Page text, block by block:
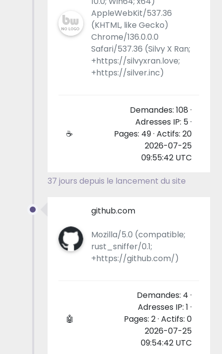
AppleWebKit/537.36
(KHTML, like Gecko)
Chrome/136.0.0.0
Safari/537.36 (Silvy X Ran;
+https://silvyxran.love;
+https://silver.inc)
☕
Demandes: 108 ·
Adresses IP: 5 ·
Pages: 49 · Actifs: 20
2026-07-25
09:55:42 UTC
37 jours depuis le lancement du site
github.com
Mozilla/5.0 (compatible;
rust_sniffer/0.1;
+https://github.com/)
🤖
Demandes: 4 ·
Adresses IP: 1 ·
Pages: 2 · Actifs: 0
2026-07-25
09:54:42 UTC